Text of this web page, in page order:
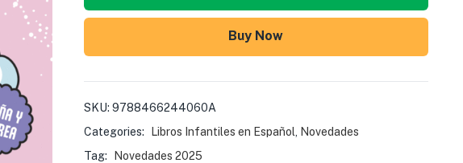
Buy Now
SKU: 9788466244060A
Categories:
Libros Infantiles en Español
Novedades
Tag:
Novedades 2025